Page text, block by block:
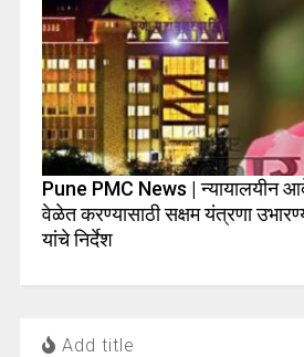
Pune PMC News | न्यायालयीन
वेळेत करण्यासाठी सक्षम यंत्रणा
यांचे निर्देश
Add title